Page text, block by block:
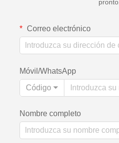
pronto.
Correo electrónico
Móvil/WhatsApp
Código
Nombre completo